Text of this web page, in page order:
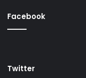
Facebook
Twitter